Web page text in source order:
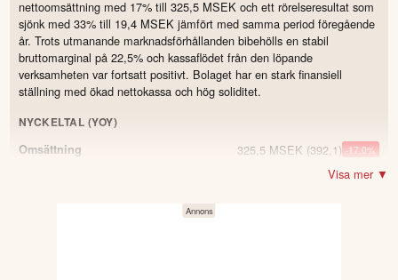
Källa:Börsdata
nettoomsättning med 17% till 325,5 MSEK och ett rörelseresultat som
sjönk med 33% till 19,4 MSEK jämfört med samma period föregående
år. Trots utmanande marknadsförhållanden bibehölls en stabil
bruttomarginal på 22,5% och kassaflödet från den löpande
verksamheten var fortsatt positivt. Bolaget har en stark finansiell
ställning med ökad nettokassa och hög soliditet.
NYCKELTAL (YOY)
Omsättning
325,5 MSEK (392,1) -17.0%
(28,8) -33.0%
Visa mer ▼